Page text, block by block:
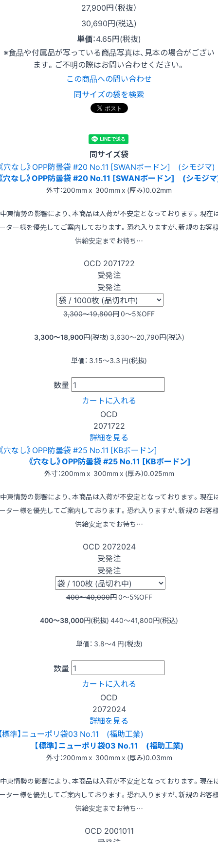
27,900円（税抜）
30,690円(税込)
単価：4.65円(税抜)
※食品や付属品が写っている商品写真は、見本の場合がござい
ます。ご不明の際はお問い合わせください。
この商品への問い合わせ
同サイズの袋を検索
同サイズ袋
穴なし》OPP防曇袋 #20 No.11 [SWANボードン] (シモジ
外寸：200mm x 300mm x (厚み)0.02mm
東情勢の影響により、本商品は入荷が不安定となっております。現在
ター様を優先してご案内しております。恐れ入りますが、新規のお客
供給安定までお待ち…
OCD 2071722
受発注
受発注
3,300〜19,800円0〜5%OFF
3,300〜18,900円(税抜) 3,630〜20,790円(税込)
単価： 3.15〜3.3 円(税抜)
数量
カートに入れる
OCD
2071722
詳細を見る
《穴なし》OPP防曇袋 #25 No.11 [KBボードン]
外寸：200mm x 300mm x (厚み)0.025mm
東情勢の影響により、本商品は入荷が不安定となっております。現在
ター様を優先してご案内しております。恐れ入りますが、新規のお客
供給安定までお待ち…
OCD 2072024
受発注
受発注
400〜40,000円0〜5%OFF
400〜38,000円(税抜) 440〜41,800円(税込)
単価： 3.8〜4 円(税抜)
数量
カートに入れる
OCD
2072024
詳細を見る
【標準】ニューポリ袋03 No.11 (福助工業)
外寸：200mm x 300mm x (厚み)0.03mm
東情勢の影響により、本商品は入荷が不安定となっております。現在
ター様を優先してご案内しております。恐れ入りますが、新規のお客
供給安定までお待ち…
OCD 2001011